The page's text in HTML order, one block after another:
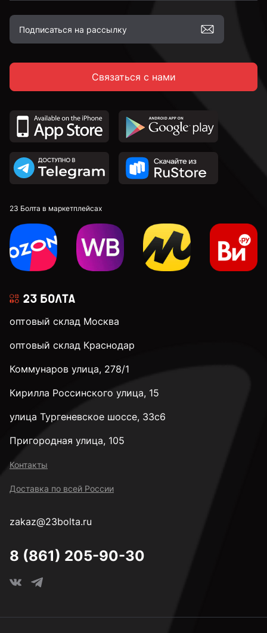
12 мм
16 мм
18 мм
20 мм
22 мм
32 мм
35 мм
Связаться с нами
23 Болта в маркетплейсах
оптовый склад Москва
оптовый склад Краснодар
Коммунаров улица, 278/1
Кирилла Россинского улица, 15
улица Тургеневское шоссе, 33с6
Пригородная улица, 105
Контакты
Доставка по всей России
zakaz@23bolta.ru
8 (861) 205-90-30